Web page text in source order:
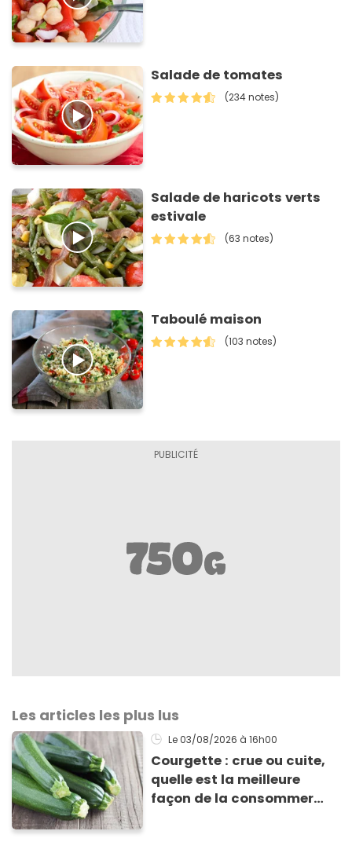
Salade de tomates
(234 notes)
Salade de haricots verts
estivale
(63 notes)
Taboulé maison
(103 notes)
Les articles les plus lus
Le 03/08/2026 à 16h00
Courgette : crue ou cuite,
quelle est la meilleure
façon de la consommer